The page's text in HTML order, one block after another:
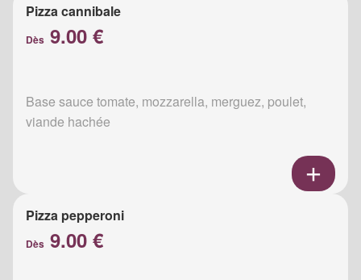
Pizza cannibale
Dès 9.00 €
Base sauce tomate, mozzarella, merguez, poulet,
viande hachée
Pizza pepperoni
Dès 9.00 €